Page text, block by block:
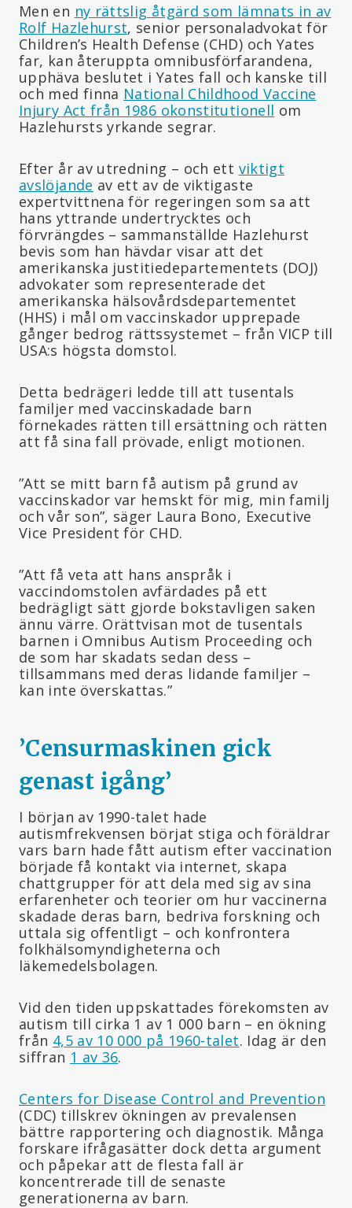
Men en ny rättslig åtgärd som lämnats in av
Rolf Hazlehurst, senior personaladvokat för
Children’s Health Defense (CHD) och Yates
far, kan återuppta omnibusförfarandena,
upphäva beslutet i Yates fall och kanske till
och med finna National Childhood Vaccine
Injury Act från 1986 okonstitutionell om
Hazlehursts yrkande segrar.
Efter år av utredning – och ett viktigt
avslöjande av ett av de viktigaste
expertvittnena för regeringen som sa att
hans yttrande undertrycktes och
förvrängdes – sammanställde Hazlehurst
bevis som han hävdar visar att det
amerikanska justitiedepartementets (DOJ)
advokater som representerade det
amerikanska hälsovårdsdepartementet
(HHS) i mål om vaccinskador upprepade
gånger bedrog rättssystemet – från VICP till
USA:s högsta domstol.
Detta bedrägeri ledde till att tusentals
familjer med vaccinskadade barn
förnekades rätten till ersättning och rätten
att få sina fall prövade, enligt motionen.
”Att se mitt barn få autism på grund av
vaccinskador var hemskt för mig, min familj
och vår son”, säger Laura Bono, Executive
Vice President för CHD.
”Att få veta att hans anspråk i
vaccindomstolen avfärdades på ett
bedrägligt sätt gjorde bokstavligen saken
ännu värre. Orättvisan mot de tusentals
barnen i Omnibus Autism Proceeding och
de som har skadats sedan dess –
tillsammans med deras lidande familjer –
kan inte överskattas.”
’Censurmaskinen gick
genast igång’
I början av 1990-talet hade
autismfrekvensen börjat stiga och föräldrar
vars barn hade fått autism efter vaccination
började få kontakt via internet, skapa
chattgrupper för att dela med sig av sina
erfarenheter och teorier om hur vaccinerna
skadade deras barn, bedriva forskning och
uttala sig offentligt – och konfrontera
folkhälsomyndigheterna och
läkemedelsbolagen.
Vid den tiden uppskattades förekomsten av
autism till cirka 1 av 1 000 barn – en ökning
från 4,5 av 10 000 på 1960-talet. Idag är den
siffran 1 av 36.
Centers for Disease Control and Prevention
(CDC) tillskrev ökningen av prevalensen
bättre rapportering och diagnostik. Många
forskare ifrågasätter dock detta argument
och påpekar att de flesta fall är
koncentrerade till de senaste
generationerna av barn.